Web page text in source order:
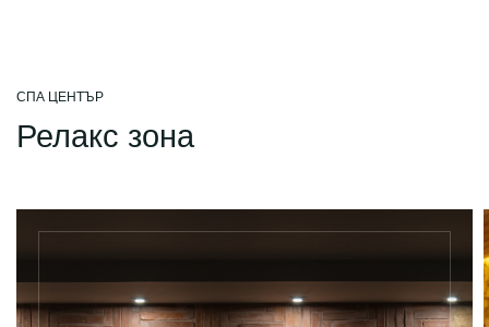
СПА ЦЕНТЪР
Релакс зона